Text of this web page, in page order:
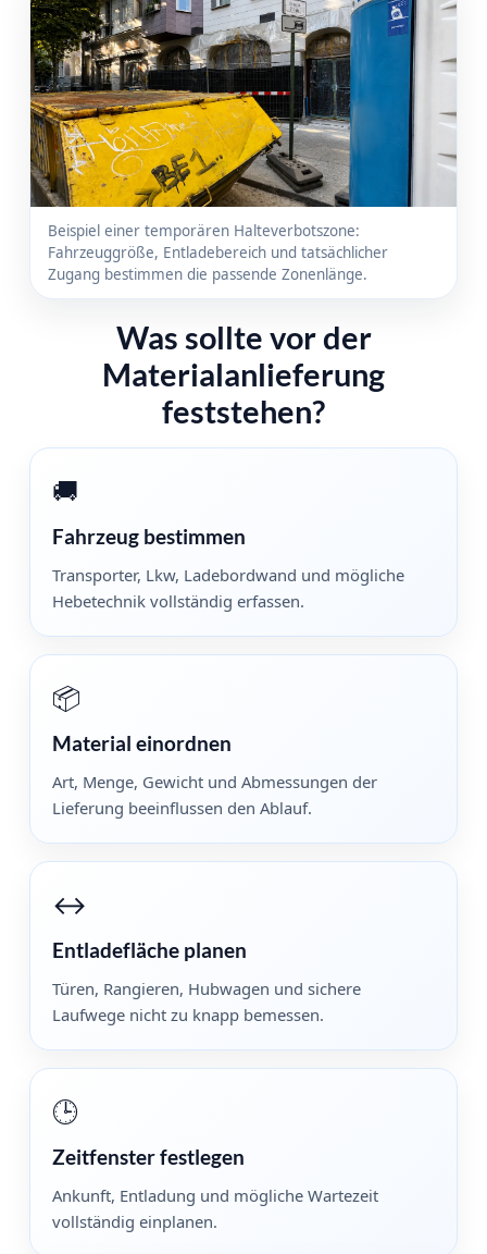
Beispiel einer temporären Halteverbotszone:
Fahrzeuggröße, Entladebereich und tatsächlicher
Zugang bestimmen die passende Zonenlänge.
Was sollte vor der
Materialanlieferung
feststehen?
🚚
Fahrzeug bestimmen
Transporter, Lkw, Ladebordwand und mögliche
Hebetechnik vollständig erfassen.
📦
Material einordnen
Art, Menge, Gewicht und Abmessungen der
Lieferung beeinflussen den Ablauf.
↔️
Entladefläche planen
Türen, Rangieren, Hubwagen und sichere
Laufwege nicht zu knapp bemessen.
🕒
Zeitfenster festlegen
Ankunft, Entladung und mögliche Wartezeit
vollständig einplanen.